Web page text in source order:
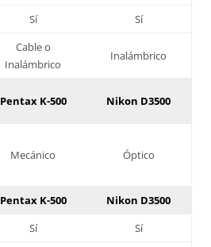
Sí Sí
Cable o
Inalámbrico
Inalámbrico
Pentax K-500 Nikon D3500
Mecánico Óptico
Pentax K-500
Nikon D3500
Sí
Sí